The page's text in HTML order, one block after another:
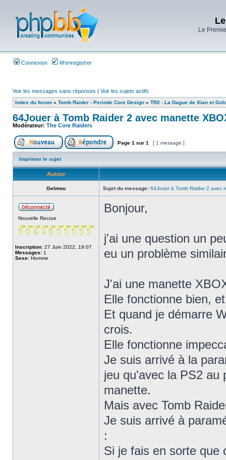
Le
Connexion M’enregistrer
Voir les messages sans réponses | Voir les sujets actifs
Index du forum » Tomb Raider - Periode Core Design » TR2 - La Dague de Xian et
64Jouer à Tomb Raider 2 avec manette
Modérateur: The Core Raiders
Page 1 sur 1 [ 1 message ]
Imprimer le sujet
Auteur
Gelmou Sujet du message: 64Jouer à Tomb Raider 2 avec
Nouvelle Recrue
Inscription: 27 Juin 2022, 19:07
Messages: 1
Sexe: Homme
Bonjour,
j'ai une question un
eu un problème
J'ai une manette
Elle fonctionne bien,
Et quand je démarre
crois.
Elle fonctionne
Je suis arrivé à la
jeu qu'avec la PS2 au
manette.
Mais avec Tomb
Je suis arrivé à
:
Si je fais en sorte que